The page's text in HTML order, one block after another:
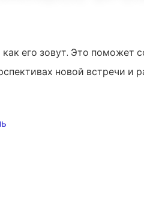
его зовут. Это поможет
новой встречи и